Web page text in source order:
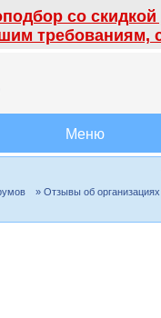
со
требованиям,
Меню
» Отзывы об организациях